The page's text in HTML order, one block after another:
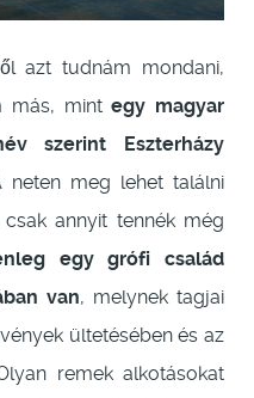
azt tudnám mondani,
más, mintegy magyar
szerint Eszterházy
neten meg lehet találni
annyit tennék még
egy grófi család
van, melynek tagjai
ültetésében és az
remek alkotásokat